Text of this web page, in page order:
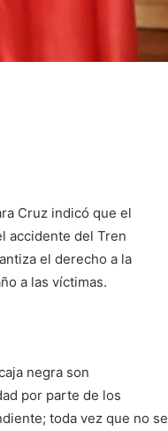
Cruz indicó que el
accidente del Tren
el derecho a la
a las víctimas.
negra son
por parte de los
toda vez que no se